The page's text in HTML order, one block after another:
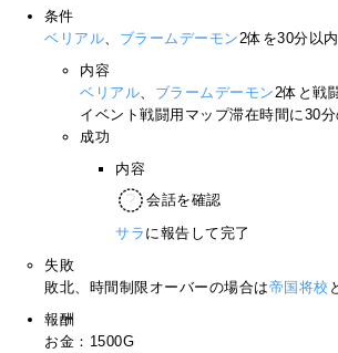
条件
ベリアル、 ブラームデーモン2体を30分以
内容
ベリアル、 ブラームデーモン2体と戦
イベント戦闘用マップ滞在時間に30分
成功
内容
会話を確認
サラ に報告して完了
失敗
敗北、時間制限オーバーの場合は帝国将校
報酬
お金：1500G